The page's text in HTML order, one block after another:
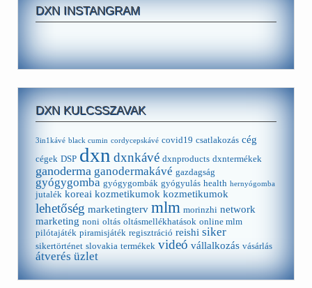
DXN INSTANGRAM
DXN KULCSSZAVAK
3in1kávé black cumin cordycepskávé covid19 csatlakozás cég
cégek DSP dxn dxnkávé dxnproducts dxntermékek
ganoderma ganodermakávé gazdagság
gyógygomba gyógygombák gyógyulás health hernyógomba
jutalék koreai kozmetikumok kozmetikumok
lehetőség marketingterv mlm morinzhi network
marketing noni oltás oltásmellékhatások online mlm
pilótajáték piramisjáték regisztráció reishi siker
sikertörténet slovakia termékek videó vállalkozás vásárlás
átverés üzlet